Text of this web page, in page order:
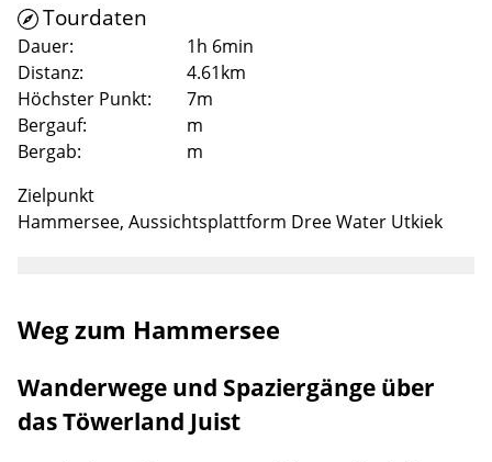
Lade
Weg zum Hammersee
Wanderwege und Spaziergänge über
das Töwerland Juist
Tourdaten
Dauer:
1h 6min
Distanz:
4.61km
Höchster Punkt:
7m
Bergauf:
m
Bergab:
m
Zielpunkt
Hammersee, Aussichtsplattform Dree Water Utkiek